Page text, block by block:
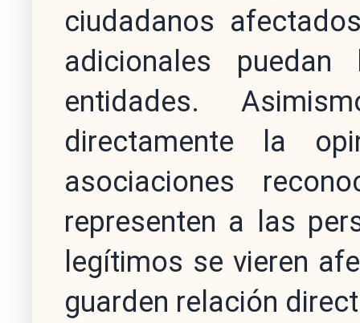
ciudadanos
adicionales
entidades.
directamente la
asociaciones
representen a las
legítimos se vieren
guarden relación